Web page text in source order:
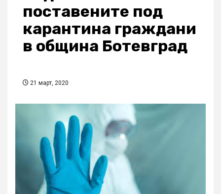
поставените под
карантина граждани
в община Ботевград
21 март, 2020